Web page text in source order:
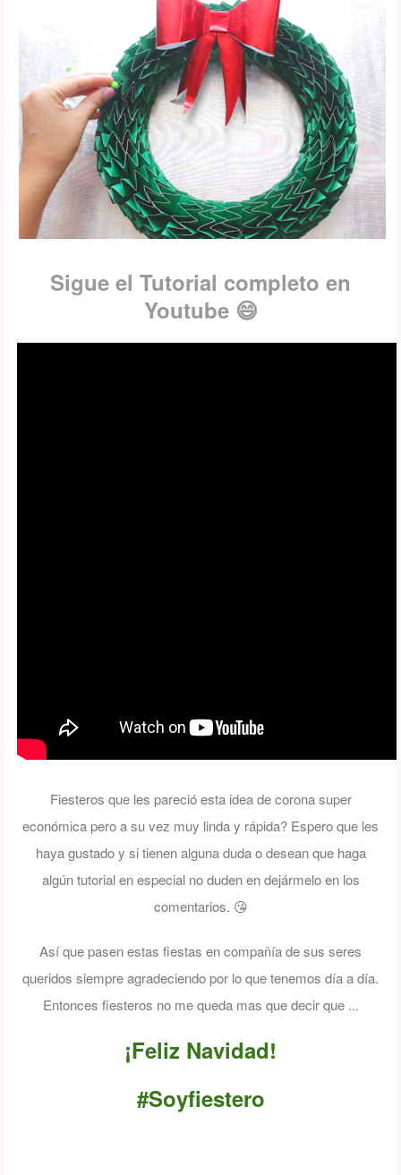
Sigue el Tutorial completo en
Youtube 😄
Fiesteros que les parecióesta idea de corona super
económica pero a su vez muy linda y rápida? Espero que les
haya gustado y si tienen alguna duda o desean que haga
algún tutorial en especial no duden en dejármelo en los
comentarios. 😘
Así que pasen estas fiestas en compañía de sus seres
queridos siempre agradeciendo por lo que tenemos día a día.
Entonces fiesteros no me queda mas que decir que ...
¡Feliz Navidad!
#Soyfiestero